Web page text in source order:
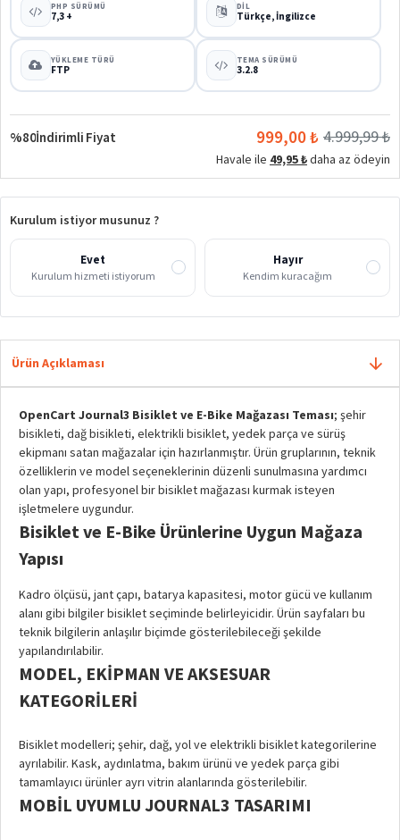
PHP SÜRÜMÜ
7,3 +
DIL
Türkçe, İngilizce
YÜKLEME TÜRÜ
FTP
TEMA SÜRÜMÜ
3.2.8
İndirimli Fiyat
%80 999,00 ₺ 4.999,99 ₺
Havale ile 49,95 ₺daha az ödeyin
Kurulum istiyor musunuz ?
Evet
Kurulum hizmeti istiyorum
Hayır
Kendim kuracağım
Ürün Açıklaması
OpenCart Journal3 Bisiklet ve E-Bike Mağazası Teması; şehir
bisikleti, dağ bisikleti, elektrikli bisiklet, yedek parça ve sürüş
ekipmanı satan mağazalar için hazırlanmıştır. Ürün gruplarının, teknik
özelliklerin ve model seçeneklerinin düzenli sunulmasına yardımcı
olan yapı, profesyonel bir bisiklet mağazası kurmak isteyen
işletmelere uygundur.
Bisiklet ve E-Bike Ürünlerine Uygun Mağaza
Yapısı
Kadro ölçüsü, jant çapı, batarya kapasitesi, motor gücü ve kullanım
alanı gibi bilgiler bisiklet seçiminde belirleyicidir. Ürün sayfaları bu
teknik bilgilerin anlaşılır biçimde gösterilebileceği şekilde
yapılandırılabilir.
MODEL, EKIPMAN VE AKSESUAR
KATEGORILERI
Bisiklet modelleri; şehir, dağ, yol ve elektrikli bisiklet kategorilerine
ayrılabilir. Kask, aydınlatma, bakım ürünü ve yedek parça gibi
tamamlayıcı ürünler ayrı vitrin alanlarında gösterilebilir.
MOBIL UYUMLU JOURNAL3 TASARIMI